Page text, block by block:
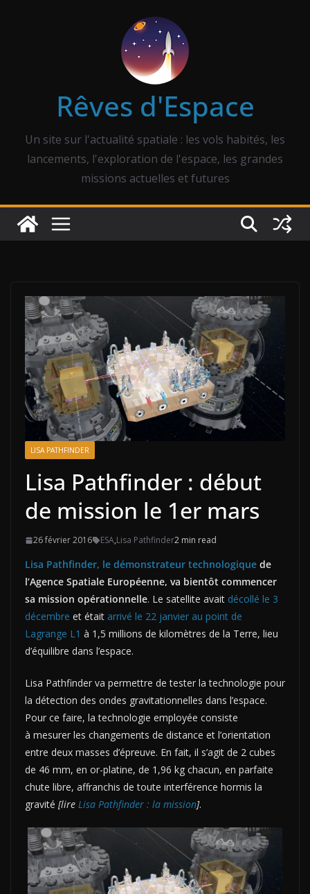
Rêves d'Espace
Un site sur l'actualité spatiale : les vols habités, les
lancements, l'exploration de l'espace, les grandes
missions actuelles et futures
LISA PATHFINDER
Lisa Pathfinder : début
de mission le 1er mars
26 février 2016 ESA,Lisa Pathfinder2 min read
Lisa Pathfinder, le démonstrateur technologique de
l’Agence Spatiale Européenne, va bientôt commencer
sa mission opérationnelle. Le satellite avait décollé le 3
décembre et était arrivé le 22 janvier au point de
Lagrange L1 à 1,5 millions de kilomètres de la Terre, lieu
d’équilibre dans l’espace.
Lisa Pathfinder va permettre de tester la technologie pour
la détection des ondes gravitationnelles dans l’espace.
Pour ce faire, la technologie employée consiste
à mesurer les changements de distance et l’orientation
entre deux masses d’épreuve. En fait, il s’agit de 2 cubes
de 46 mm, en or-platine, de 1,96 kg chacun, en parfaite
chute libre, affranchis de toute interférence hormis la
gravité [lire Lisa Pathfinder : la mission].